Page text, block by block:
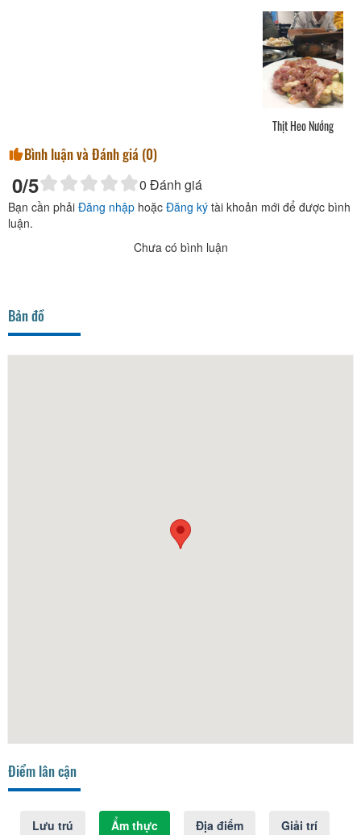
Bình luận và Đánh giá (0)
0/5 0 Đánh giá
Bạn cần phải Đăng nhập hoặc Đăng ký tài khoản mới để được bình
luận.
Chưa có bình luận
Bản đồ
Điểm lân cận
Lưu trú Ẩm thực Địa điểm Giải trí